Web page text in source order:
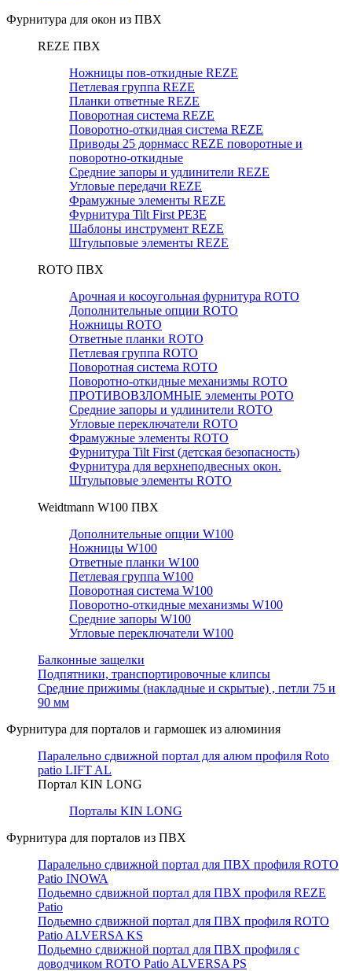
Фурнитура для окон из ПВХ
REZE ПВХ
Ножницы пов-откидные REZE
Петлевая группа REZE
Планки ответные REZE
Поворотная система REZE
Поворотно-откидная система REZE
Приводы 25 дорнмасс REZE поворотные и
поворотно-откидные
Средние запоры и удлинители REZE
Угловые передачи REZE
Фрамужные элементы REZE
Фурнитура Tilt First РЕЗЕ
Шаблоны инструмент REZE
Штульповые элементы REZE
RОTO ПВХ
Арочная и косоугольная фурнитура ROTO
Дополнительные опции ROTO
Ножницы ROTO
Ответные планки ROTO
Петлевая группа ROTO
Поворотная система ROTO
Поворотно-откидные механизмы ROTO
ПРОТИВОВЗЛОМНЫЕ элементы РОТО
Средние запоры и удлинители ROTO
Угловые переключатели ROTO
Фрамужные элементы ROTO
Фурнитура Tilt First (детская безопасность)
Фурнитура для верхнеподвесных окон.
Штульповые элементы ROTO
Weidtmann W100 ПВХ
Дополнительные опции W100
Ножницы W100
Ответные планки W100
Петлевая группа W100
Поворотная система W100
Поворотно-откидные механизмы W100
Средние запоры W100
Угловые переключатели W100
Балконные защелки
Подпятники, транспортировочные клипсы
Средние прижимы (накладные и скрытые) , петли 75 и
90 мм
Фурнитура для порталов и гармошек из алюминия
Паралельно сдвижной портал для алюм профиля Roto
patio LIFT AL
Портал KIN LONG
Порталы KIN LONG
Фурнитура для порталов из ПВХ
Паралельно сдвижной портал для ПВХ профиля ROTO
Patio INOWA
Подьемно сдвижной портал для ПВХ профиля REZE
Patio
Подьемно сдвижной портал для ПВХ профиля ROTO
Patio ALVERSA KS
Подьемно сдвижной портал для ПВХ профиля с
доводчиком ROTO Patio ALVERSA PS